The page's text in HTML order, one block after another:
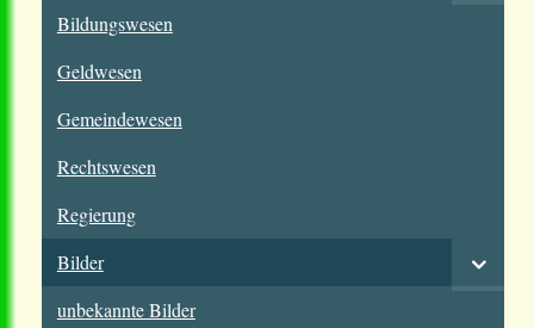
Bildungswesen
Geldwesen
Gemeindewesen
Rechtswesen
Regierung
Bilder
unbekannte Bilder